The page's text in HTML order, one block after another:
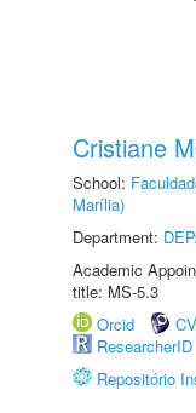
Cristiane
School:
Marília)
Department:
Academic
title: MS-5.3
Orcid
ResearcherID
Repositório